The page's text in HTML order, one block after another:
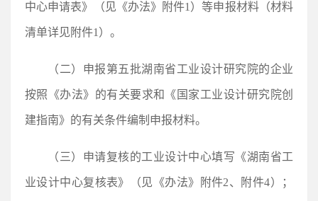
中心申请表》（见《办法》附件1）等申报材料（材料
清单详见附件1）。
（二）申报第五批湖南省工业设计研究院的企业
按照《办法》的有关要求和《国家工业设计研究院创
建指南》的有关条件编制申报材料。
（三）申请复核的工业设计中心填写《湖南省工
业设计中心复核表》（见《办法》附件2、附件4）；